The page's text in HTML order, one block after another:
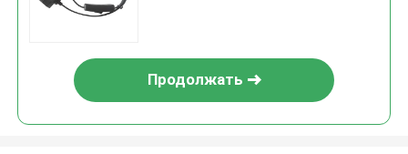
Продолжать